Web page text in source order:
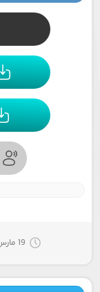
19 مارس 2024